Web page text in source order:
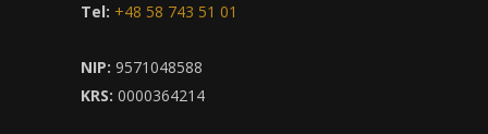
Tel: +48 58 743 51 01
NIP: 9571048588
KRS: 0000364214